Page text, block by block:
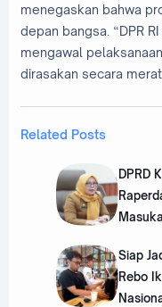
menegaskan bahwa
depan bangsa. “DPR
mengawal
dirasakan secara
Related Posts
DPRD
‎Siap
Rebo